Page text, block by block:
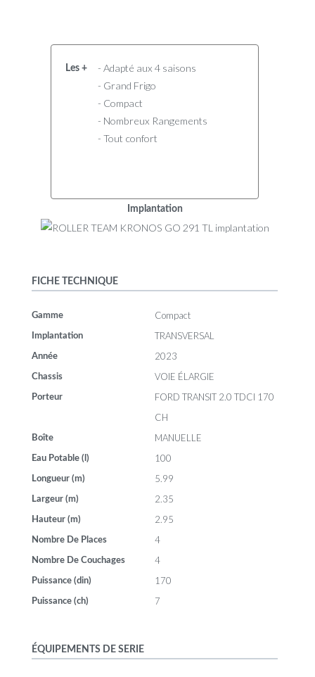
Les +
- Adapté aux 4 saisons
- Grand Frigo
- Compact
- Nombreux Rangements
- Tout confort
Implantation
FICHE TECHNIQUE
Gamme Compact
Implantation TRANSVERSAL
Année 2023
Chassis VOIE ÉLARGIE
Porteur
FORD TRANSIT 2.0 TDCI 170
CH
Boîte MANUELLE
Eau Potable (l) 100
Longueur (m) 5.99
Largeur (m) 2.35
Hauteur (m) 2.95
Nombre De Places 4
Nombre De Couchages 4
Puissance (din) 170
Puissance (ch) 7
ÉQUIPEMENTS DE SERIE